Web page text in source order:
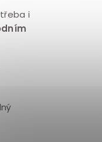
i